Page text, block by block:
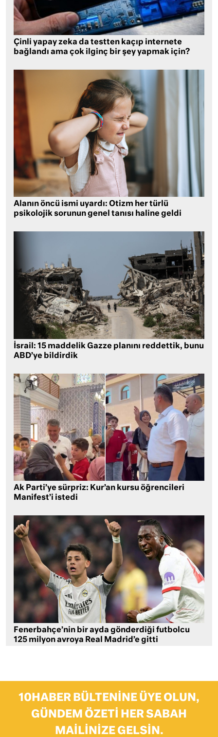
Çinli yapay zeka da testten kaçıp internete
bağlandı ama çok ilginç bir şey yapmak için?
Alanın öncü ismi uyardı: Otizm her türlü
psikolojik sorunun genel tanısı haline geldi
İsrail: 15 maddelik Gazze planını reddettik, bunu
ABD’ye bildirdik
Ak Parti’ye sürpriz: Kur’an kursu öğrencileri
Manifest’i istedi
Fenerbahçe’nin bir ayda gönderdiği futbolcu
125 milyon avroya Real Madrid’e gitti
10HABER BÜLTENINE ÜYE OLUN,
GÜNDEM ÖZETI HER SABAH
MAILINIZE GELSIN.